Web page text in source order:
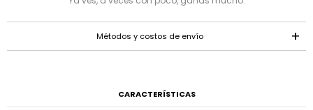
Métodos y costos de envío
CARACTERÍSTICAS